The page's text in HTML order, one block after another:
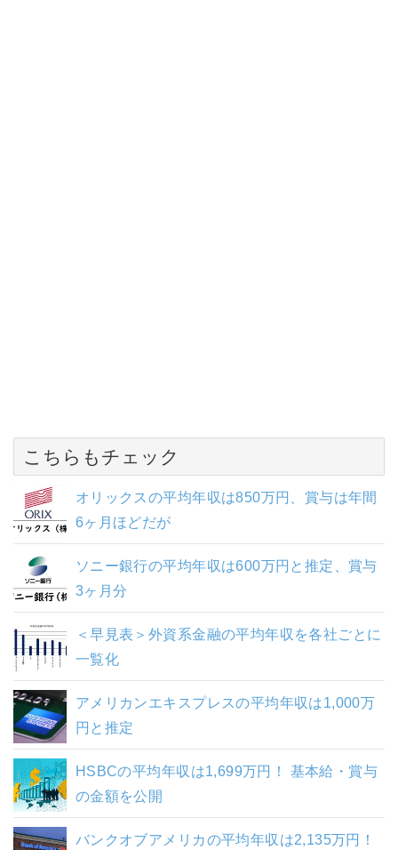
こちらもチェック
オリックスの平均年収は850万円、賞与は年間
6ヶ月ほどだが
ソニー銀行の平均年収は600万円と推定、賞与
3ヶ月分
＜早見表＞外資系金融の平均年収を各社ごとに
一覧化
アメリカンエキスプレスの平均年収は1,000万
円と推定
HSBCの平均年収は1,699万円！ 基本給・賞与
の金額を公開
バンクオブアメリカの平均年収は2,135万円！